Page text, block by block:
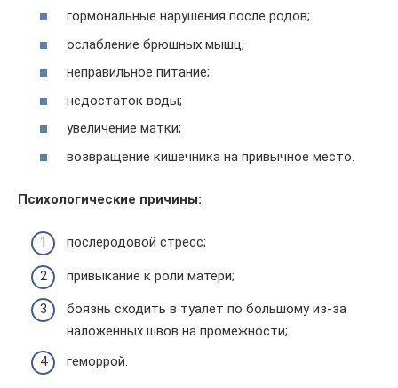
гормональные нарушения после родов;
ослабление брюшных мышц;
неправильное питание;
недостаток воды;
увеличение матки;
возвращение кишечника на привычное место.
Психологические причины:
послеродовой стресс;
привыкание к роли матери;
боязнь сходить в туалет по большому из-за
наложенных швов на промежности;
геморрой.